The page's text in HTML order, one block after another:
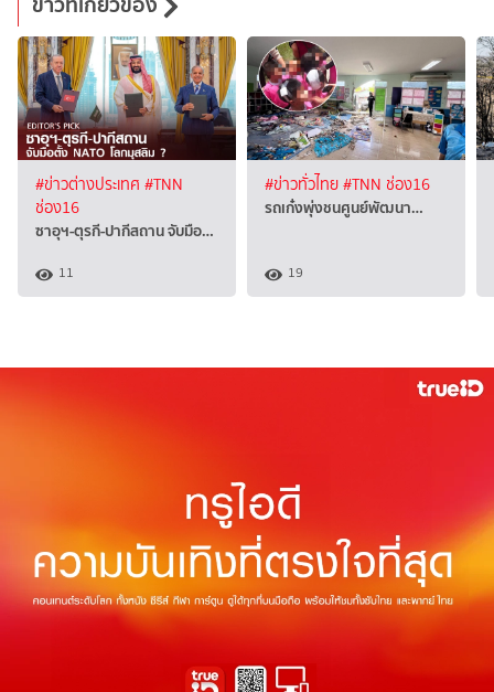
#ข่าวต่างประเทศ #TNN
ช่อง16
ซาอุฯ-ตุรกี-ปากีสถาน จับมือ…
11
#ข่าวทั่วไทย#TNN ช่อง16
รถเก๋งพุ่งชนศูนย์พัฒนา…
19